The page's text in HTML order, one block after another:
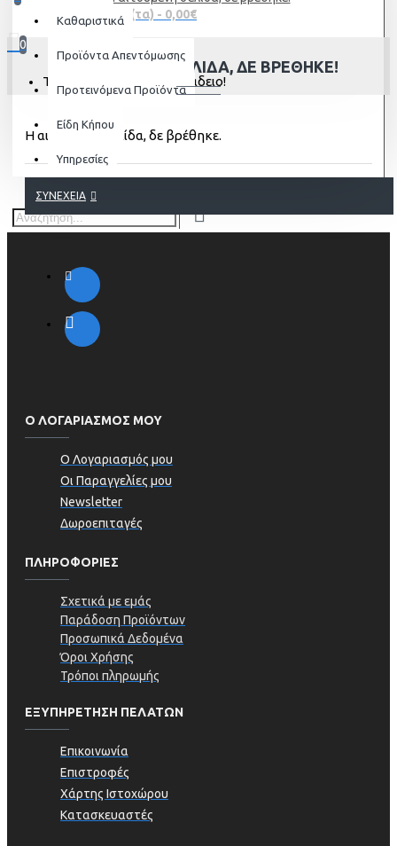
0 προϊόν(τα) - 0,00€
0
Το καλάθι αγορών είναι άδειο!
Καθαριστικά
Προϊόντα Απεντόμωσης
Προτεινόμενα Προϊόντα
Είδη Κήπου
Υπηρεσίες
Η ΑΙΤΟΎΜΕΝΗ ΣΕΛΊΔΑ, ΔΕ ΒΡΈΘΗΚΕ!
Η αιτούμενη σελίδα, δε βρέθηκε.
ΣΥΝΈΧΕΙΑ
Ο ΛΟΓΑΡΙΑΣΜΟΣ ΜΟΥ
Ο Λογαριασμός μου
Οι Παραγγελίες μου
Newsletter
Δωροεπιταγές
ΠΛΗΡΟΦΟΡΊΕΣ
Σχετικά με εμάς
Παράδοση Προϊόντων
Προσωπικά Δεδομένα
Όροι Χρήσης
Τρόποι πληρωμής
ΕΞΥΠΗΡΕΤΗΣΗ ΠΕΛΑΤΩΝ
Επικοινωνία
Επιστροφές
Χάρτης Ιστοχώρου
Κατασκευαστές